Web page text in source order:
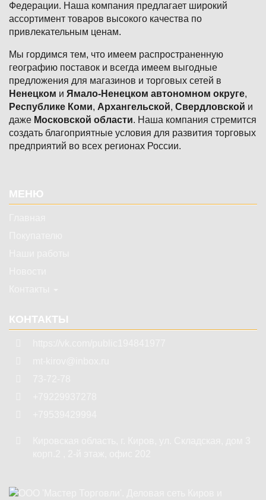
Федерации. Наша компания предлагает широкий
ассортимент товаров высокого качества по
привлекательным ценам.
Мы гордимся тем, что имеем распространенную
географию поставок и всегда имеем выгодные
предложения для магазинов и торговых сетей в
Ненецком и Ямало-Ненецком автономном округе,
Республике Коми, Архангельской, Свердловской и
даже Московской области. Наша компания стремится
создать благоприятные условия для развития торговых
предприятий во всех регионах России.
МЕНЮ
КОНТАКТЫ